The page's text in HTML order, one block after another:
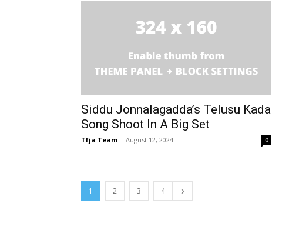
Siddu Jonnalagadda’s Telusu Kada
Song Shoot In A Big Set
Tfja Team - August 12, 2024 0
1 2 3 4